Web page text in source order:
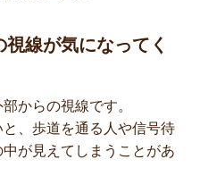
線が気になってく
からの視線です。
、歩道を通る人や信号待
が見えてしまうことがあ